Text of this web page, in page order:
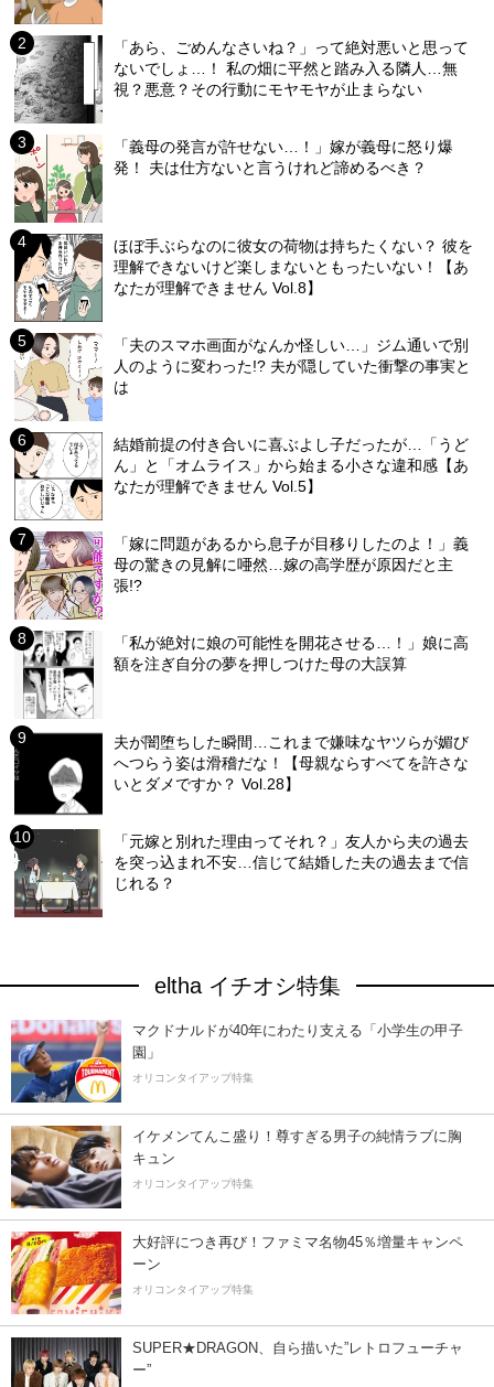
「あら、ごめんなさいね？」って絶対悪いと思って
ないでしょ…！ 私の畑に平然と踏み入る隣人…無
視？悪意？その行動にモヤモヤが止まらない
「義母の発言が許せない…！」嫁が義母に怒り爆
発！ 夫は仕方ないと言うけれど諦めるべき？
ほぼ手ぶらなのに彼女の荷物は持ちたくない？ 彼を
理解できないけど楽しまないともったいない！【あ
なたが理解できません Vol.8】
「夫のスマホ画面がなんか怪しい…」ジム通いで別
人のように変わった!? 夫が隠していた衝撃の事実と
は
結婚前提の付き合いに喜ぶよし子だったが…「うど
ん」と「オムライス」から始まる小さな違和感【あ
なたが理解できません Vol.5】
「嫁に問題があるから息子が目移りしたのよ！」義
母の驚きの見解に唖然…嫁の高学歴が原因だと主
張!?
「私が絶対に娘の可能性を開花させる…！」娘に高
額を注ぎ自分の夢を押しつけた母の大誤算
夫が闇堕ちした瞬間…これまで嫌味なヤツらが媚び
へつらう姿は滑稽だな！【母親ならすべてを許さな
いとダメですか？ Vol.28】
「元嫁と別れた理由ってそれ？」友人から夫の過去
を突っ込まれ不安…信じて結婚した夫の過去まで信
じれる？
eltha イチオシ特集
マクドナルドが40年にわたり支える「小学生の甲子
園」
オリコンタイアップ特集
イケメンてんこ盛り！尊すぎる男子の純情ラブに胸
キュン
オリコンタイアップ特集
大好評につき再び！ファミマ名物45％増量キャンペ
ーン
オリコンタイアップ特集
SUPER★DRAGON、自ら描いた”レトロフューチャ
ー”